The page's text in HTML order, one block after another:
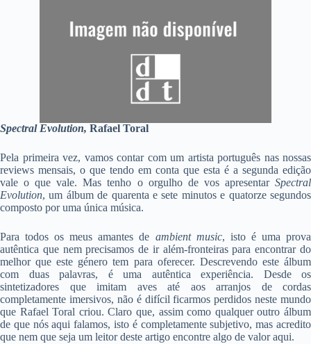
Spectral Evolution, Rafael Toral
Pela primeira vez, vamos contar com um artista português nas nossas
reviews mensais, o que tendo em conta que esta é a segunda edição
vale o que vale. Mas tenho o orgulho de vos apresentar Spectral
Evolution, um álbum de quarenta e sete minutos e quatorze segundos
composto por uma única música.
Para todos os meus amantes de ambient music, isto é uma prova
autêntica que nem precisamos de ir além-fronteiras para encontrar do
melhor que este género tem para oferecer. Descrevendo este álbum
com duas palavras, é uma autêntica experiência. Desde os
sintetizadores que imitam aves até aos arranjos de cordas
completamente imersivos, não é difícil ficarmos perdidos neste mundo
que Rafael Toral criou. Claro que, assim como qualquer outro álbum
de que nós aqui falamos, isto é completamente subjetivo, mas acredito
que nem que seja um leitor deste artigo encontre algo de valor aqui.